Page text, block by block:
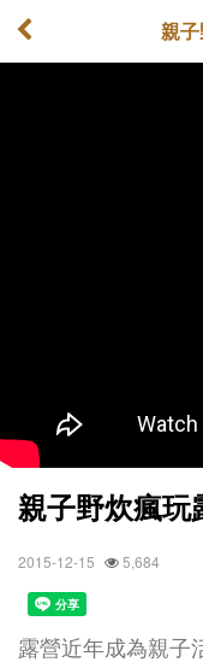
親子野炊瘋玩
2015-12-15 5,684
露營近年成為親子